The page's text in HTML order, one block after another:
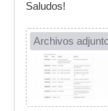
Saludos!
Archivos